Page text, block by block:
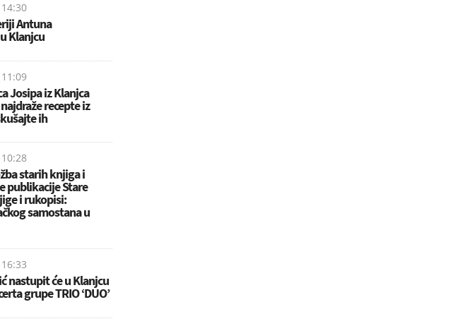
14:30
Antuna
Klanjcu
11:09
Josipa iz Klanjca
recepte iz
ih
10:28
starih knjiga i
publikacije Stare
i rukopisi:
samostana u
16:33
nastupit će u Klanjcu
grupe TRIO ‘DUO’